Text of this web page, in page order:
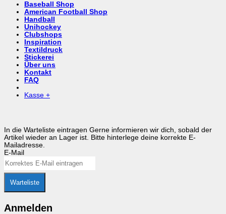
Baseball Shop
American Football Shop
Handball
Unihockey
Clubshops
Inspiration
Textildruck
Stickerei
Über uns
Kontakt
FAQ
Kasse +
In die Warteliste eintragen Gerne informieren wir dich, sobald der
Artikel wieder an Lager ist. Bitte hinterlege deine korrekte E-
Mailadresse.
E-Mail
Warteliste
Anmelden